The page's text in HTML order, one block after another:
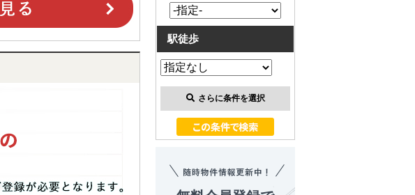
駅徒歩
さらに条件を選択